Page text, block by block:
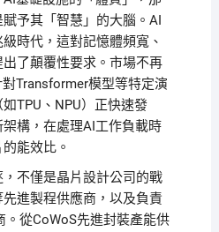
予其「智慧」的大腦。AI
時代，這對記憶體頻寬、
了顛覆性要求。市場不再
Transformer模型等特定演
TPU、NPU）正快速發
構，在處理AI工作負載時
能效比。
不僅是晶片設計公司的戰
進製程供應商，以及負責
。從CoWoS先進封裝產能供